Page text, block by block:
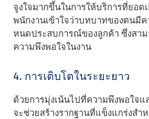
จูงใจมากขึ้นในการให้บริการที่ยอด
พนักงานเข้าใจว่าบทบาทของตนมี
หนดประสบการณ์ของลูกค้า ซึ่งสาม
ความพึงพอใจในงาน
4. การเติบโตในระยะยาว
ด้วยการมุ่งเน้นไปที่ความพึงพอใจแ
จะช่วยสร้างรากฐานที่แข็งแกร่งสํา